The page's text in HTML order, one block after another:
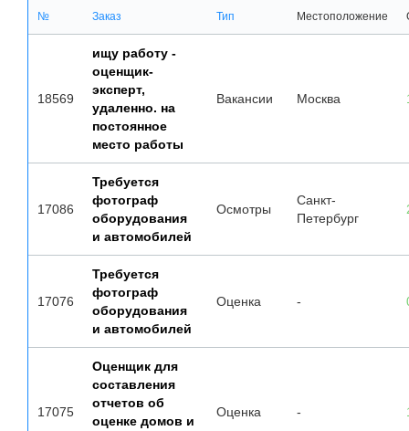
№ Заказ Тип Местоположение
18569
ищу работу -
оценщик-
эксперт,
удаленно. на
постоянное
место работы
Вакансии Москва
17086
Требуется
фотограф
оборудования
и автомобилей
Осмотры
Санкт-
Петербург
17076
Требуется
фотограф
оборудования
и автомобилей
Оценка -
17075
Оценщик для
составления
отчетов об
оценке домов и
Оценка -